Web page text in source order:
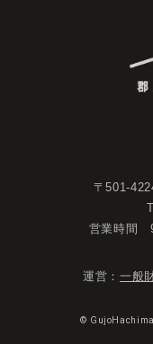
〒501-
営業時間
運営： 一般
©